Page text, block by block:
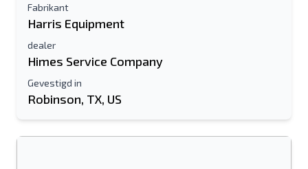
Fabrikant
Harris Equipment
dealer
Himes Service Company
Gevestigd in
Robinson, TX, US